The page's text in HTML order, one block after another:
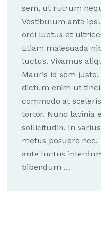
sem, ut rutrum
Vestibulum ante
orci luctus et
Etiam malesuada
luctus. Vivamus
Mauris id sem
dictum enim ut
commodo at
tortor. Nunc lacinia
sollicitudin. In
metus posuere nec.
ante luctus
bibendum …